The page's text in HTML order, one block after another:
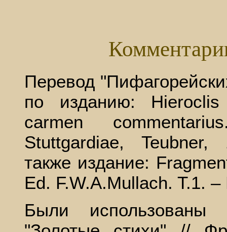
Перевод
по изданию:
carmen
Stuttgardiae,
также издание:
Ed. F.W.A.Mullach. T.1.
Были использованы